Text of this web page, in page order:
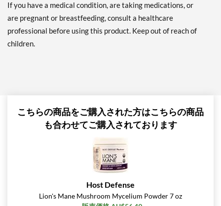
If you have a medical condition, are taking medications, or
are pregnant or breastfeeding, consult a healthcare
professional before using this product. Keep out of reach of
children.
こちらの商品をご購入された方はこちらの商品
も合わせてご購入されております
Host Defense
Lion's Mane Mushroom Mycelium Powder 7 oz